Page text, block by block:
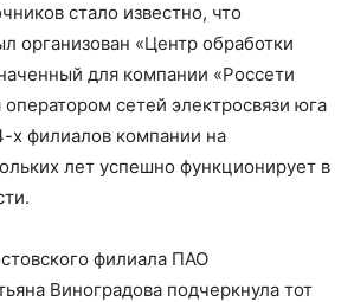
стало известно, что
организован «Центр обработки
для компании «Россети
сетей электросвязи юга
х филиалов компании на
лет успешно функционирует в
филиала ПАО
Виноградова подчеркнула тот